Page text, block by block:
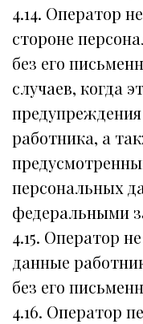
4.14. Оператор
стороне
без его
случаев, когда
работника, а
персональных
федеральными
4.15. Оператор
данные
без его
4.16. Оператор